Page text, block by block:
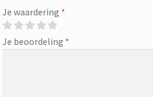
Je waardering *
Je beoordeling *